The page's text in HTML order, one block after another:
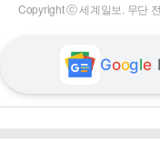
Copyright ⓒ 세계일보. 무단
Google